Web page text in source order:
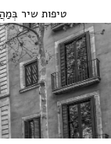
טיפות שיר